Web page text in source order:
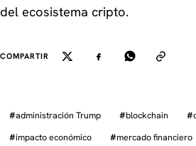
del ecosistema cripto.
COMPARTIR
#administración Trump #blockchain #
#impacto económico #mercado financiero